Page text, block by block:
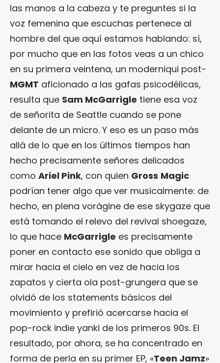
las manos a la cabeza y te preguntes si la
voz femenina que escuchas pertenece al
hombre del que aquí estamos hablando: sí,
por mucho que en las fotos veas a un chico
en su primera veintena, un moderniqui post-
MGMT aficionado a las gafas psicodélicas,
resulta que Sam McGarrigle tiene esa voz
de señorita de Seattle cuando se pone
delante de un micro. Y eso es un paso más
allá de lo que en los últimos tiempos han
hecho precisamente señores delicados
como Ariel Pink, con quien Gross Magic
podrían tener algo que ver musicalmente: de
hecho, en plena vorágine de ese skygaze que
está tomando el relevo del revival shoegaze,
lo que hace McGarrigle es precisamente
poner en contacto ese sonido que obliga a
mirar hacia el cielo en vez de hacia los
zapatos y cierta ola post-grungera que se
olvidó de los statements básicos del
movimiento y prefirió acercarse hacia el
pop-rock indie yanki de los primeros 90s. El
resultado, por ahora, se ha concentrado en
forma de perla en su primer EP, «Teen Jamz»